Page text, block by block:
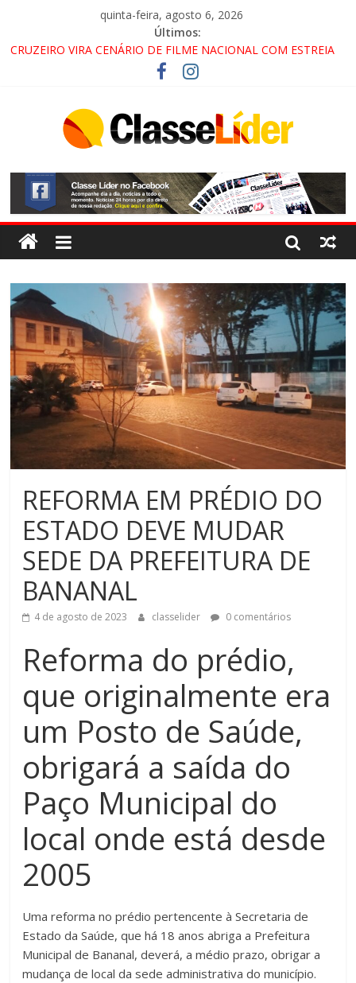
quinta-feira, agosto 6, 2026
Últimos:
CRUZEIRO VIRA CENÁRIO DE FILME NACIONAL COM ESTREIA
PROMOTOR DO GAECO
ACESSO À APARECIDA NA DUTRA SERÁ BLOQUEADO NO FIM
ALTERNATIVAS
LORENA, PINDAMONHANGABA E QUELUZ NA RETA FINAL
PELA FÁBRICA DA COCA-COLA!
REFORMA EM PRÉDIO DO
ESTADO DEVE MUDAR
SEDE DA PREFEITURA DE
BANANAL
4 de agosto de 2023 classelider 0 comentários
Reforma do prédio,
que originalmente era
um Posto de Saúde,
obrigará a saída do
Paço Municipal do
local onde está desde
2005
Uma reforma no prédio pertencente à Secretaria de
Estado da Saúde, que há 18 anos abriga a Prefeitura
Municipal de Bananal, deverá, a médio prazo, obrigar a
mudança de local da sede administrativa do município.